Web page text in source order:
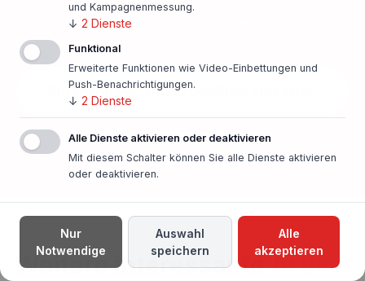
Finanzierung unverbindlich anfragen
In nur einer Minute!
Weitere interessanteArtikel
und Kampagnenmessung.
↓ 2 Dienste
Funktional
Erweiterte Funktionen wie Video-Einbettungen und
Push-Benachrichtigungen.
↓ 2 Dienste
Alle Dienste aktivieren oder deaktivieren
Mit diesem Schalter können Sie alle Dienste aktivieren
oder deaktivieren.
Nur
Notwendige
Auswahl
speichern
Alle
akzeptieren